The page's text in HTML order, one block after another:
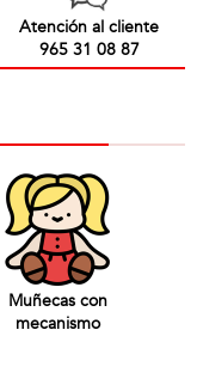
Atención al cliente
965 31 08 87
Muñecas con
mecanismo